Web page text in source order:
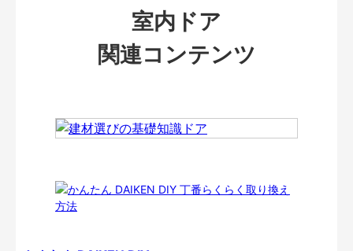
室内ドア
関連コンテンツ